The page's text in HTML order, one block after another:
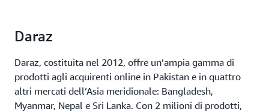
Daraz
Daraz, costituita nel 2012, offre un’ampia gamma di
prodotti agli acquirenti online in Pakistan e in quattro
altri mercati dell’Asia meridionale: Bangladesh,
Myanmar, Nepal e Sri Lanka. Con 2 milioni di prodotti,